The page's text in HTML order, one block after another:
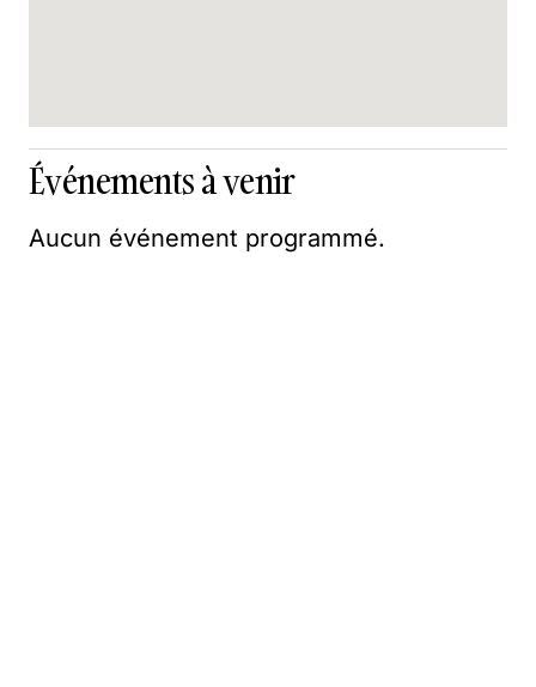
Événements à venir
Aucun événement programmé.